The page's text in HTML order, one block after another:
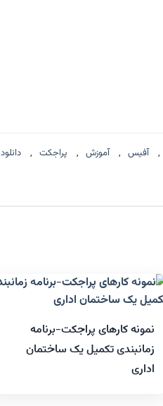
, آفیس , آموزش , پراجکت , دانلود
نمونه کارهای پراجکت-برنامه
زمانبندی تکمیل یک ساختمان
اداری